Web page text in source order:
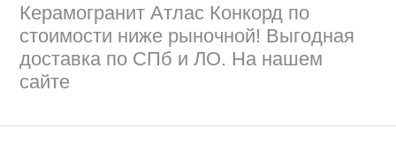
Керамогранит Атлас Конкорд по
стоимости ниже рыночной! Выгодная
доставка по СПб и ЛО. На нашем
сайте